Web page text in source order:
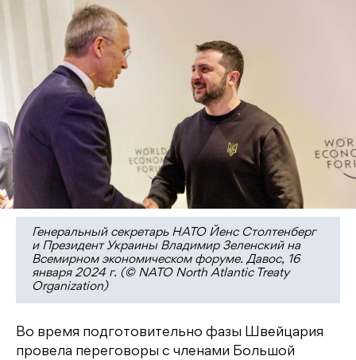
Генеральный секретарь НАТО Йенс Столтенберг
и Президент Украины Владимир Зеленский на
Всемирном экономическом форуме. Давос, 16
января 2024 г. (© NATO North Atlantic Treaty
Organization)
Во время подготовительно фазы Швейцария
провела переговоры с членами Большой